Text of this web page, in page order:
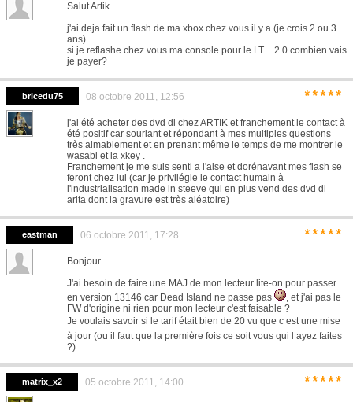
Salut Artik
j'ai deja fait un flash de ma xbox chez vous il y a (je crois 2 ou 3
ans)
si je reflashe chez vous ma console pour le LT + 2.0 combien vais
je payer?
bricedu75 08 octobre 2011, 12:56 *****
j'ai été acheter des dvd dl chez ARTIK et franchement le contact à
été positif car souriant et répondant à mes multiples questions
très aimablement et en prenant même le temps de me montrer le
wasabi et la xkey .
Franchement je me suis senti a l'aise et dorénavant mes flash se
feront chez lui (car je privilégie le contact humain à
l'industrialisation made in steeve qui en plus vend des dvd dl
arita dont la gravure est très aléatoire)
eastman 06 octobre 2011, 17:28 *****
Bonjour
J'ai besoin de faire une MAJ de mon lecteur lite-on pour passer
en version 13146 car Dead Island ne passe pas
, et j'ai pas le
FW d'origine ni rien pour mon lecteur c'est faisable ?
Je voulais savoir si le tarif était bien de 20 vu que c est une mise
à jour (ou il faut que la première fois ce soit vous qui l ayez faites
?)
matrix_x2 05 octobre 2011, 14:00 *****